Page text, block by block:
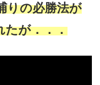
りの必勝法が
たが．．．